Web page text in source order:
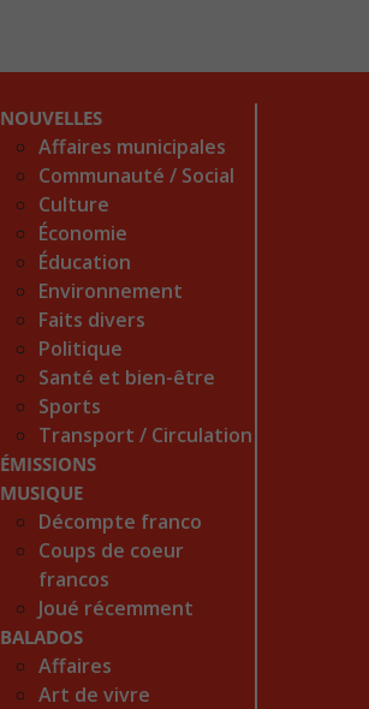
NOUVELLES
Affaires municipales
Communauté / Social
Culture
Économie
Éducation
Environnement
Faits divers
Politique
Santé et bien-être
Sports
Transport / Circulation
ÉMISSIONS
MUSIQUE
Décompte franco
Coups de coeur
francos
Joué récemment
BALADOS
Affaires
Art de vivre